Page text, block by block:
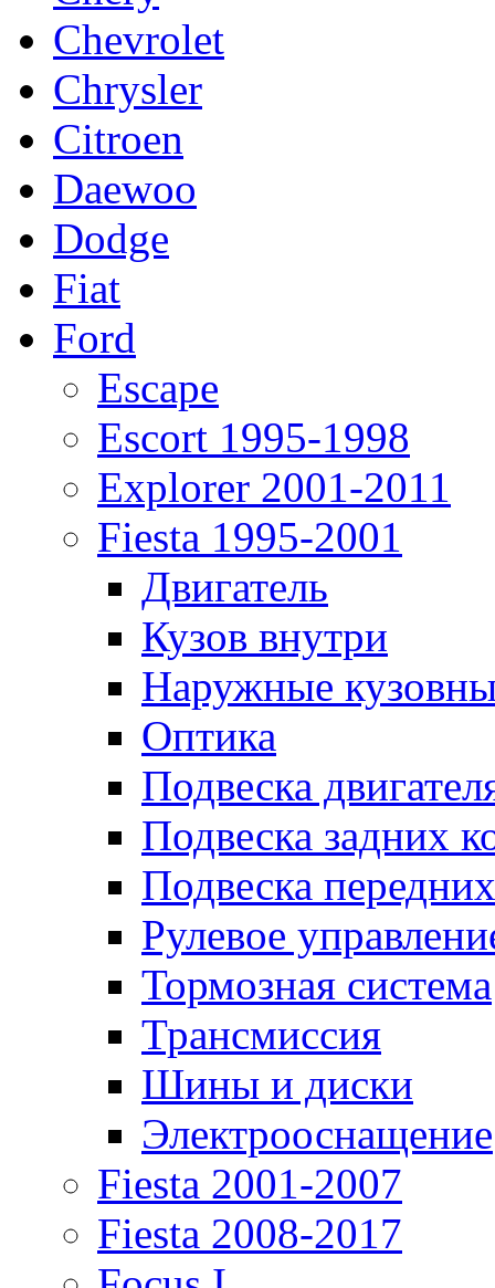
Chevrolet
Chrysler
Citroen
Daewoo
Dodge
Fiat
Ford
Escape
Escort 1995-1998
Explorer 2001-2011
Fiesta 1995-2001
Двигатель
Кузов внутри
Наружные
Оптика
Подвеска
Подвеска задних
Подвеска
Рулевое
Тормозная система
Трансмиссия
Шины и диски
Электрооснащение
Fiesta 2001-2007
Fiesta 2008-2017